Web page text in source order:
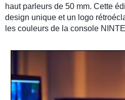
haut parleurs de 50 mm. Cette
design unique et un logo
les couleurs de la console